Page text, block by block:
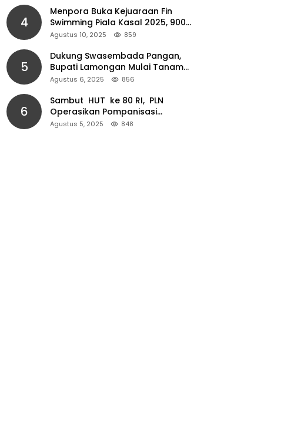
4
Menpora Buka Kejuaraan Fin
Swimming Piala Kasal 2025, 900
Atlet Ambil Bagian
Agustus 10, 2025 859
5
Dukung Swasembada Pangan,
Bupati Lamongan Mulai Tanam
Padi Musim Ketiga
Agustus 6, 2025 856
6
Sambut HUT ke 80 RI, PLN
Operasikan Pompanisasi
Persawahan dan Akses Air Bersih
Agustus 5, 2025 848